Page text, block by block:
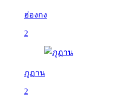
ฮ่องกง
2
ภูฏาน
2